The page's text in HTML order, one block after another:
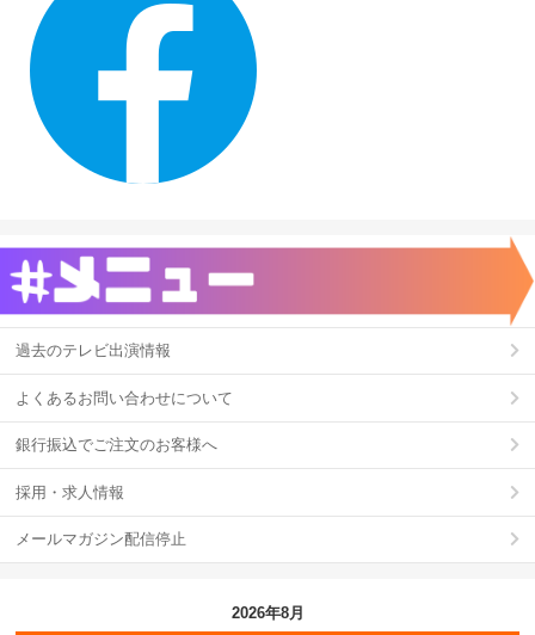
過去のテレビ出演情報
よくあるお問い合わせについて
銀行振込でご注文のお客様へ
採用・求人情報
メールマガジン配信停止
2026年8月